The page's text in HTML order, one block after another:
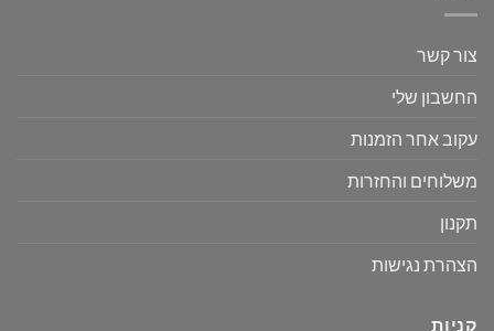
צור קשר
החשבון שלי
עקוב אחר הזמנות
משלוחים והחזרות
תקנון
הצהרת נגישות
קניות